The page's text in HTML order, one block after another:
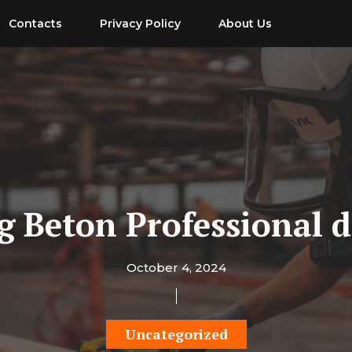
Contacts Privacy Policy About Us
Beton Professional
October 4, 2024
Uncategorized